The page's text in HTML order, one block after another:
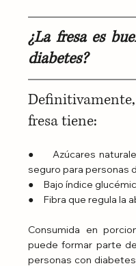
¿La fresa es
diabetes?
fresa tiene:
●     Azúcares
seguro para personas
●     Bajo índice
●     Fibra que regula
Consumida en
puede formar parte
personas con